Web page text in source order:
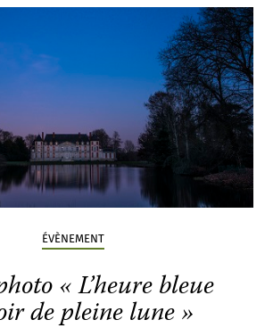
ÉVÈNEMENT
« L’heure bleue
de pleine lune »